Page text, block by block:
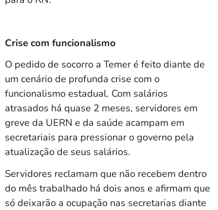
Crise com funcionalismo
O pedido de socorro a Temer é feito diante de
um cenário de profunda crise com o
funcionalismo estadual. Com salários
atrasados há quase 2 meses, servidores em
greve da UERN e da saúde acampam em
secretariais para pressionar o governo pela
atualização de seus salários.
Servidores reclamam que não recebem dentro
do mês trabalhado há dois anos e afirmam que
só deixarão a ocupação nas secretarias diante